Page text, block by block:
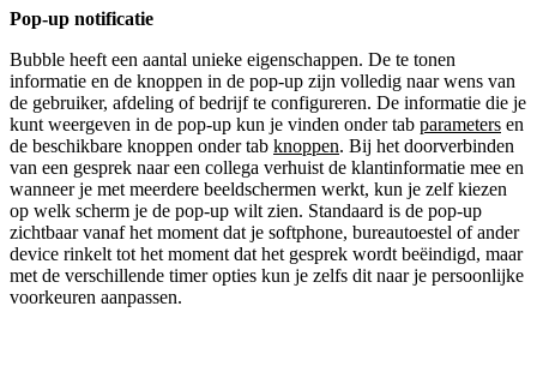
Pop-up notificatie
Bubble heeft een aantal unieke eigenschappen. De te tonen
informatie en de knoppen in de pop-up zijn volledig naar wens van
de gebruiker, afdeling of bedrijf te configureren. De informatie die je
kunt weergeven in de pop-up kun je vinden onder tab parameters en
de beschikbare knoppen onder tab knoppen. Bij het doorverbinden
van een gesprek naar een collega verhuist de klantinformatie mee en
wanneer je met meerdere beeldschermen werkt, kun je zelf kiezen
op welk scherm je de pop-up wilt zien. Standaard is de pop-up
zichtbaar vanaf het moment dat je softphone, bureautoestel of ander
device rinkelt tot het moment dat het gesprek wordt beëindigd, maar
met de verschillende timer opties kun je zelfs dit naar je persoonlijke
voorkeuren aanpassen.